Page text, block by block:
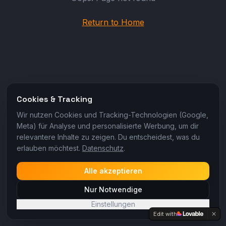
Return to Home
Cookies & Tracking
Wir nutzen Cookies und Tracking-Technologien (Google,
Meta) für Analyse und personalisierte Werbung, um dir
relevantere Inhalte zu zeigen. Du entscheidest, was du
erlauben möchtest. Datenschutz.
Alle akzeptieren
Nur Notwendige
Einstellungen
Edit with